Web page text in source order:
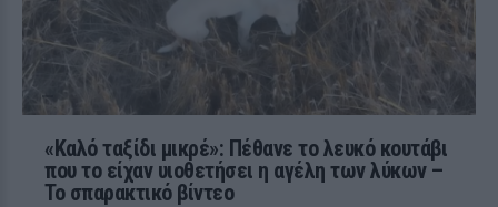
«Καλό ταξίδι μικρέ»: Πέθανε το λευκό κουτάβι
που το είχαν υιοθετήσει η αγέλη των λύκων –
Το σπαρακτικό βίντεο